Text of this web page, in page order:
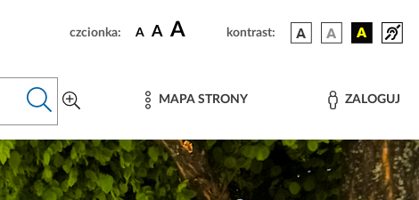
czcionka: A A A kontrast:
MAPA STRONY ZALOGUJ